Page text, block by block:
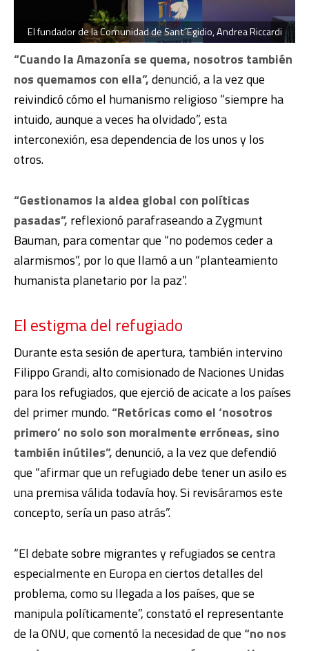
El fundador de la Comunidad de Sant´Egidio, Andrea Riccardi
“Cuando la Amazonía se quema, nosotros también
nos quemamos con ella”,denunció, a la vez que
reivindicó cómo el humanismo religioso “siempre ha
intuido, aunque a veces ha olvidado”, esta
interconexión, esa dependencia de los unos y los
otros.
“Gestionamos la aldea global con políticas
pasadas”, reflexionó parafraseando a Zygmunt
Bauman, para comentar que “no podemos ceder a
alarmismos”, por lo que llamó a un “planteamiento
humanista planetario por la paz”.
El estigma del refugiado
Durante esta sesión de apertura, también intervino
Filippo Grandi, alto comisionado de Naciones Unidas
para los refugiados, que ejerció de acicate a los países
del primer mundo.“Retóricas como el ‘nosotros
primero’ no solo son moralmente erróneas, sino
también inútiles”,denunció, a la vez que defendió
que “afirmar que un refugiado debe tener un asilo es
una premisa válida todavía hoy. Si revisáramos este
concepto, sería un paso atrás”.
“El debate sobre migrantes y refugiados se centra
especialmente en Europa en ciertos detalles del
problema, como su llegada a los países, que se
manipula políticamente”, constató el representante
de la ONU, que comentó la necesidad de que“no nos